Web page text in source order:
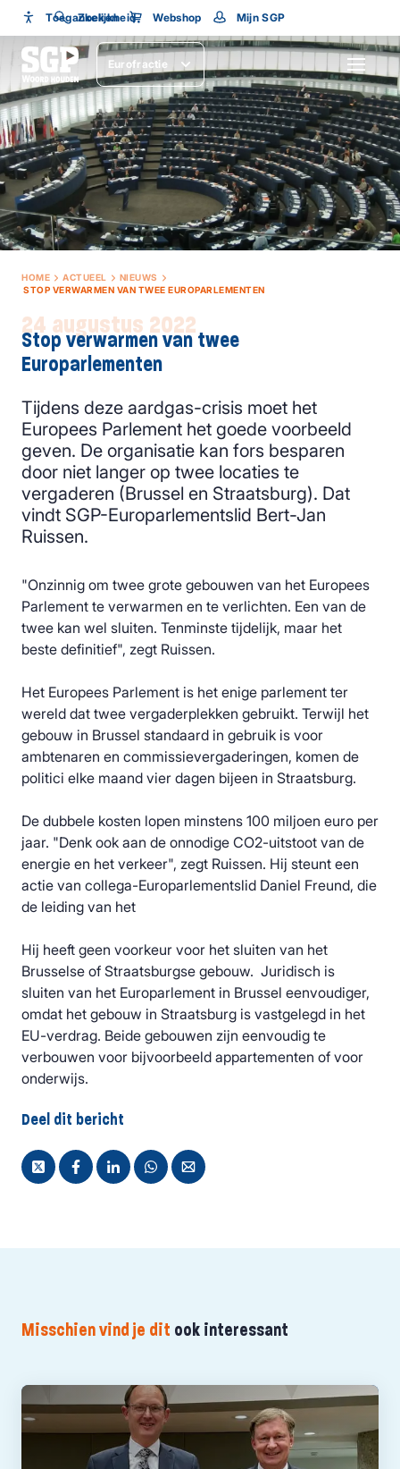
Toegankelijkheid
Toegankelijkheid
Lettergrootte
Zoeken Webshop Mijn SGP
Eurofractie
HOME ACTUEEL
NIEUWS
STOP VERWARMEN VAN TWEE EUROPARLEMENTEN
24 augustus 2022
Stop verwarmen van twee
Europarlementen
Tijdens deze aardgas-crisis moet het
Europees Parlement het goede voorbeeld
geven. De organisatie kan fors besparen
door niet langer op twee locaties te
vergaderen (Brussel en Straatsburg). Dat
vindt SGP-Europarlementslid Bert-Jan
Ruissen.
"Onzinnig om twee grote gebouwen van het Europees
Parlement te verwarmen en te verlichten. Een van de
twee kan wel sluiten. Tenminste tijdelijk, maar het
beste definitief", zegt Ruissen.
Het Europees Parlement is het enige parlement ter
wereld dat twee vergaderplekken gebruikt. Terwijl het
gebouw in Brussel standaard in gebruik is voor
ambtenaren en commissievergaderingen, komen de
politici elke maand vier dagen bijeen in Straatsburg.
De dubbele kosten lopen minstens 100 miljoen euro per
jaar. "Denk ook aan de onnodige CO2-uitstoot van de
energie en het verkeer", zegt Ruissen. Hij steunt een
actie van collega-Europarlementslid Daniel Freund, die
de leiding van het
Hij heeft geen voorkeur voor het sluiten van het
Brusselse of Straatsburgse gebouw. Juridisch is
sluiten van het Europarlement in Brussel eenvoudiger,
omdat het gebouw in Straatsburg is vastgelegd in het
EU-verdrag. Beide gebouwen zijn eenvoudig te
verbouwen voor bijvoorbeeld appartementen of voor
onderwijs.
Deel dit bericht
Misschien vind je dit ook interessant